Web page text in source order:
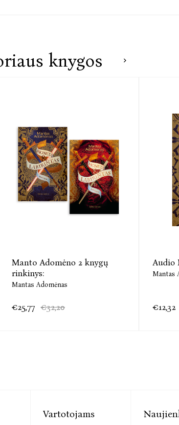
knygos
Manto Adomėno 2 knygų
rinkinys:
Mantas Adomėnas
€25,77 €32,20
Audio
Mantas
€12,32
Vartotojams